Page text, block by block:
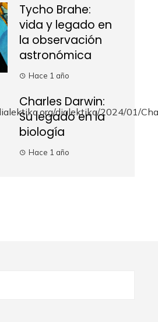
Tycho Brahe:
vida y legado en
la observación
astronómica
Hace 1 año
Charles Darwin:
Su legado en la
biología
Hace 1 año